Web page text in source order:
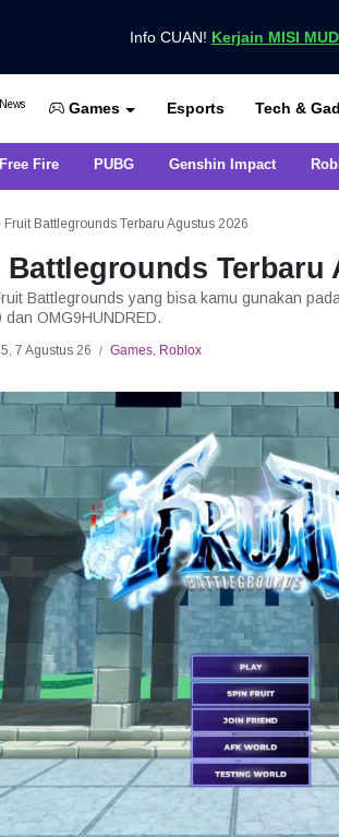
Info CUAN! Kerjain MISI
VCGamers News
News
Dapatkan Berita Games Terbaru Hanya di VCGamers
Games Esports Tech &
Free Fire PUBG Genshin Impact
Fruit Battlegrounds Terbaru Agustus 2026
Terbaru
Battlegrounds yang bisa kamu gunakan
OMG9HUNDRED.
7 Agustus 26 / Games, Roblox